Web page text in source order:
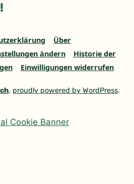
Über
ändern
Historie der
Einwilligungen widerrufen
, proudly powered by WordPress.
Cookie Banner